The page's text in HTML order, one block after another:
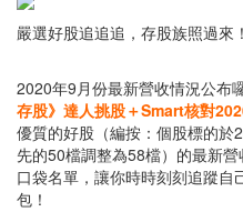
嚴選好股追追追，存股族照過來！
2020年9月份最新營收情況公布
存股》達人挑股＋Smart核對
優質的好股（編按：個股標的
先的50檔調整為58檔）的最新
口袋名單，讓你時時刻刻追蹤
包！